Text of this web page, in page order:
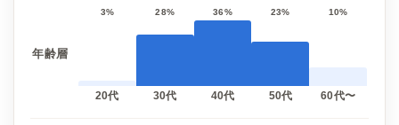
年齢層
3%
20代
28%
30代
36%
40代
23%
50代
10%
60代〜